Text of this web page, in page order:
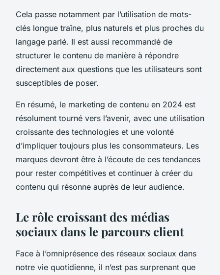
Cela passe notamment par l’utilisation de mots-
clés longue traîne, plus naturels et plus proches du
langage parlé. Il est aussi recommandé de
structurer le contenu de manière à répondre
directement aux questions que les utilisateurs sont
susceptibles de poser.
En résumé, le marketing de contenu en 2024 est
résolument tourné vers l’avenir, avec une utilisation
croissante des technologies et une volonté
d’impliquer toujours plus les consommateurs. Les
marques devront être à l’écoute de ces tendances
pour rester compétitives et continuer à créer du
contenu qui résonne auprès de leur audience.
Le rôle croissant des médias
sociaux dans le parcours client
Face à l’omniprésence des réseaux sociaux dans
notre vie quotidienne, il n’est pas surprenant que